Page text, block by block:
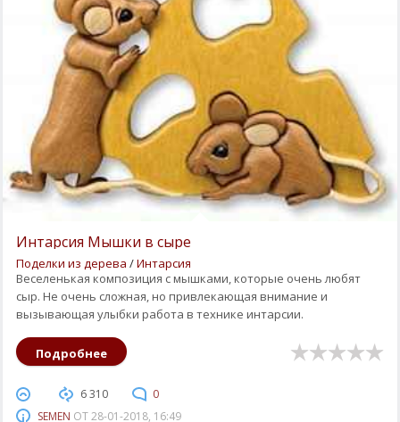
Интарсия Мышки в сыре
Поделки из дерева /Интарсия
Веселенькая композиция с мышками, которые очень любят
сыр. Не очень сложная, но привлекающая внимание и
вызывающая улыбки работа в технике интарсии.
Подробнее
6 310
0
SEMEN ОТ28-01-2018, 16:49